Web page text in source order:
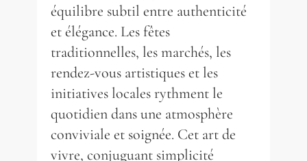
équilibre subtil entre authenticité
et élégance. Les fêtes
traditionnelles, les marchés, les
rendez-vous artistiques et les
initiatives locales rythment le
quotidien dans une atmosphère
conviviale et soignée. Cet art de
vivre, conjuguant simplicité